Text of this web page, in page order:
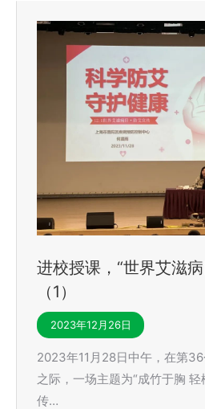
进校授课，“世界艾滋
（1）
2023年12月26日
2023年11月28日中午，在第36
之际，一场主题为“成竹于胸
传…